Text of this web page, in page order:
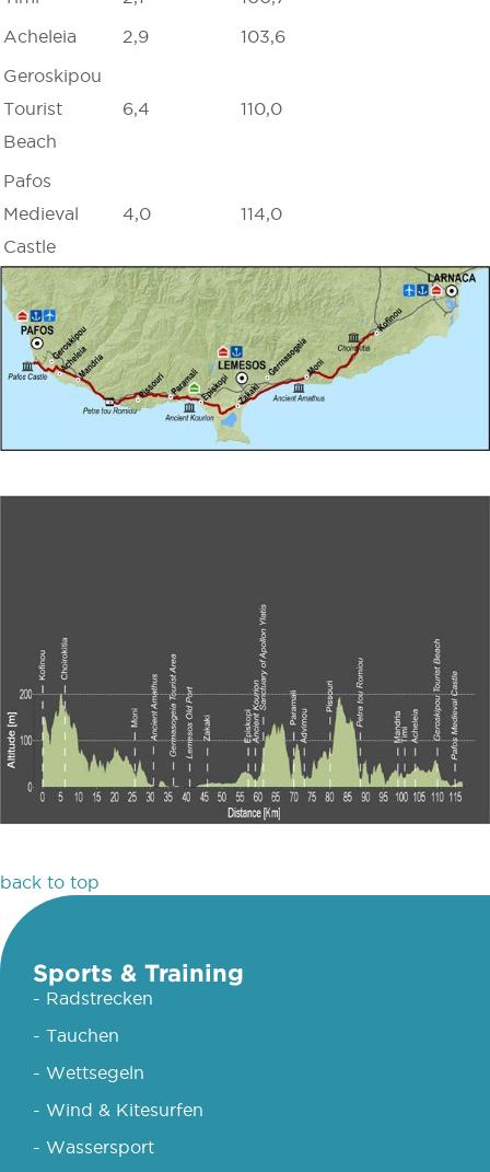
Acheleia
2,9
103,6
Geroskipou
Tourist
Beach
6,4 110,0
Pafos
Medieval
Castle
4,0 114,0
back to top
Sports & Training
- Radstrecken
- Tauchen
- Wettsegeln
- Wind & Kitesurfen
- Wassersport